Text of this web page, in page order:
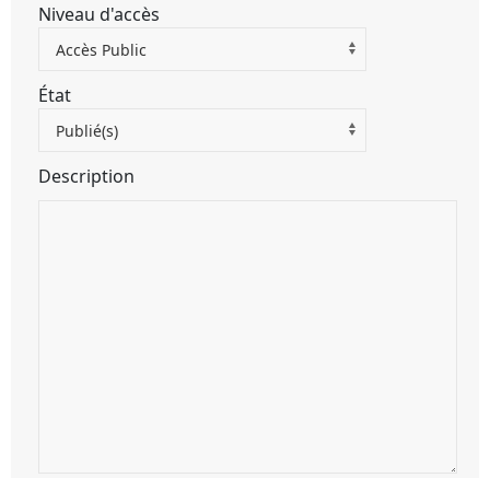
Niveau d'accès
Accès Public
État
Publié(s)
Description